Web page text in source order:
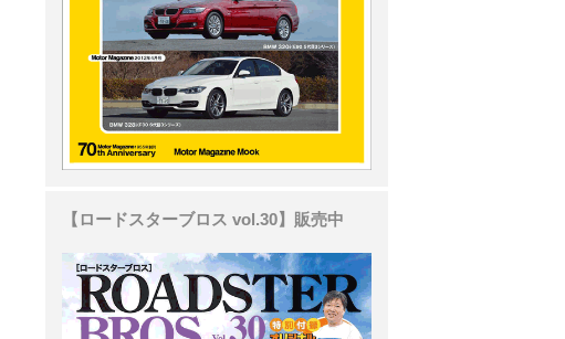
【ロードスターブロス vol.30】販売中